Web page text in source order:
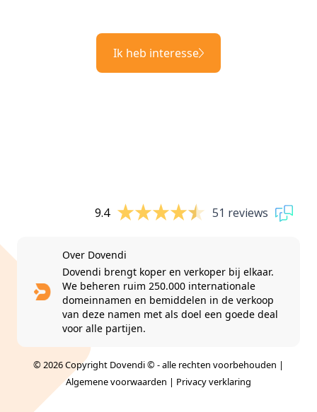
Ik heb interesse
9.4 51 reviews
Over Dovendi
Dovendi brengt koper en verkoper bij elkaar.
We beheren ruim 250.000 internationale
domeinnamen en bemiddelen in de verkoop
van deze namen met als doel een goede deal
voor alle partijen.
© 2026 Copyright Dovendi © - alle rechten voorbehouden |
Algemene voorwaarden | Privacy verklaring